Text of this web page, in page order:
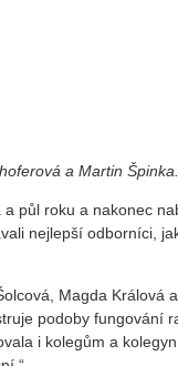
a Martin Špinka.
půl roku a nakonec
nejlepší odborníci,
Magda Králová
podoby fungování
i kolegům a